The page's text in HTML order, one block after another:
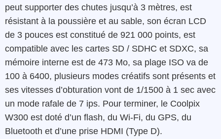
peut supporter des chutes jusqu’à 3 mètres, est
résistant à la poussière et au sable, son écran LCD
de 3 pouces est constitué de 921 000 points, est
compatible avec les cartes SD / SDHC et SDXC, sa
mémoire interne est de 473 Mo, sa plage ISO va de
100 à 6400, plusieurs modes créatifs sont présents et
ses vitesses d’obturation vont de 1/1500 à 1 sec avec
un mode rafale de 7 ips. Pour terminer, le Coolpix
W300 est doté d’un flash, du Wi-Fi, du GPS, du
Bluetooth et d’une prise HDMI (Type D).